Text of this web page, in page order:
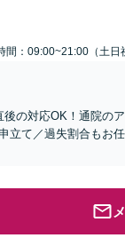
間：09:00~21:00（土日
の対応OK！通院の
立て／過失割合もお